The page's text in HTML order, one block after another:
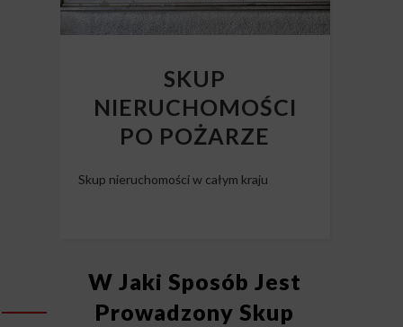
SKUP
NIERUCHOMOŚCI
PO POŻARZE
Skup nieruchomości w całym kraju
W Jaki Sposób Jest
Prowadzony Skup